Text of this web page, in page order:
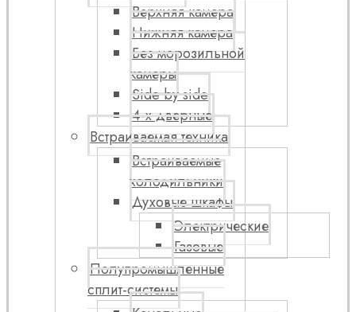
Верхняя камера
Нижняя камера
Без морозильной
камеры
Side by side
4-х дверные
Встраиваемая техника
Встраиваемые
холодильники
Духовые шкафы
Электрические
Газовые
Полупромышленные
сплит-системы